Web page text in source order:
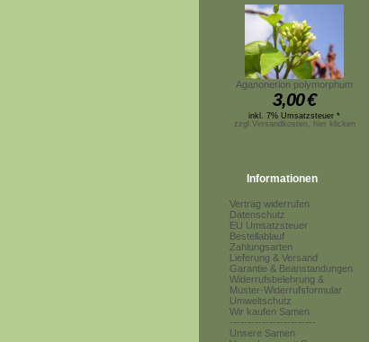
Aganonerion polymorphum
3,00€
inkl. 7% Umsatzsteuer *
zzgl.Versandkosten, hier klicken
Informationen
Vertrag widerrufen
Datenschutz
EU Umsatzsteuer
Bestellablauf
Zahlungsarten
Lieferung & Versand
Garantie & Beanstandungen
Widerrufsbelehrung &
Muster-Widerrufsformular
Umweltschutz
Wir kaufen Samen
------------------------
Unsere Samen